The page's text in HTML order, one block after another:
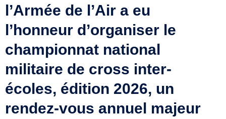
l’Armée de l’Air a eu
l’honneur d’organiser le
championnat national
militaire de cross inter-
écoles, édition 2026, un
rendez-vous annuel majeur